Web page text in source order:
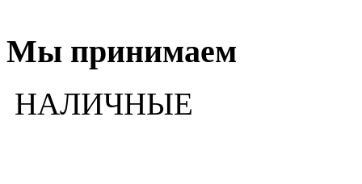
Мы принимаем
НАЛИЧНЫЕ